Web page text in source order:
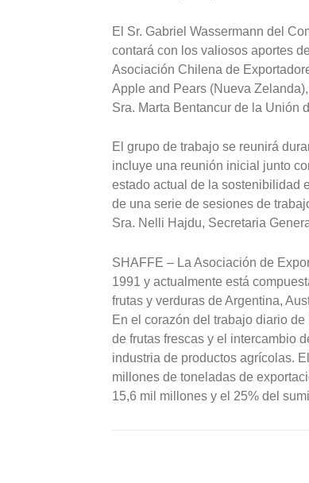
El Sr. Gabriel Wassermann del
contará con los valiosos aportes
Asociación Chilena de
Apple and Pears (Nueva
Sra. Marta Bentancur de la Unión
El grupo de trabajo se reunirá
incluye una reunión inicial junto
estado actual de la sostenibilidad
de una serie de sesiones de
Sra. Nelli Hajdu, Secretaria
SHAFFE – La Asociación de
1991 y actualmente está
frutas y verduras de Argentina,
En el corazón del trabajo diario
de frutas frescas y el intercambio
industria de productos agrícolas.
millones de toneladas de
15,6 mil millones y el 25% del